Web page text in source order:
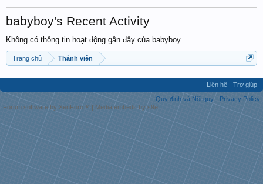
babyboy's Recent Activity
Không có thông tin hoạt động gần đây của babyboy.
Trang chủ Thành viên
Liên hệ
Trợ giúp
Quy định và Nội quy
Privacy Policy
Forum software by XenForo™ | Media embeds by s9e